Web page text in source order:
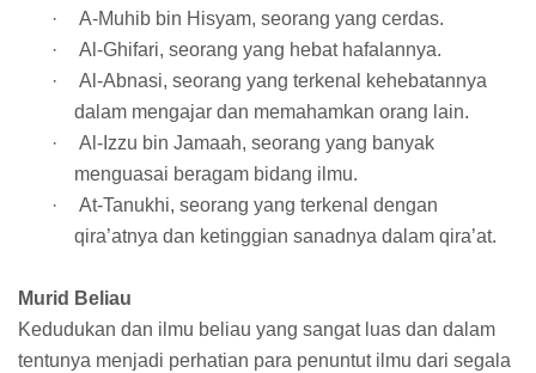
·
A-Muhib bin Hisyam, seorang yang cerdas.
·
Al-Ghifari, seorang yang hebat hafalannya.
·
Al-Abnasi, seorang yang terkenal kehebatannya
dalam mengajar dan memahamkan orang lain.
·
Al-Izzu bin Jamaah, seorang yang banyak
menguasai beragam bidang ilmu.
·
At-Tanukhi, seorang yang terkenal dengan
qira’atnya dan ketinggian sanadnya dalam qira’at.
Murid Beliau
Kedudukan dan ilmu beliau yang sangat luas dan dalam
tentunya menjadi perhatian para penuntut ilmu dari segala